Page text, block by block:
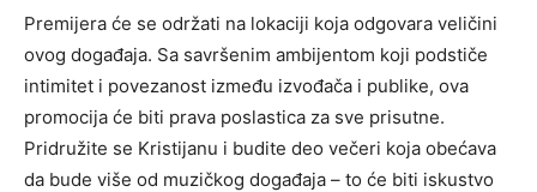
Premijera će se održati na lokaciji koja odgovara veličini
ovog događaja. Sa savršenim ambijentom koji podstiče
intimitet i povezanost između izvođača i publike, ova
promocija će biti prava poslastica za sve prisutne.
Pridružite se Kristijanu i budite deo večeri koja obećava
da bude više od muzičkog događaja – to će biti iskustvo